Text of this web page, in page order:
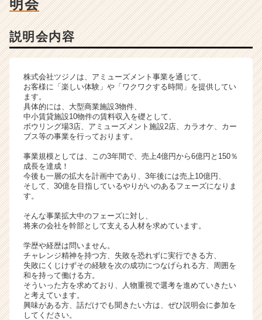
く
活
サ
ト
チ
ア
ャ
リ
ア
e
r
C
a
r
e
明会
説明会内容
株式会社ツジノは、アミューズメント事業を通じて、
お客様に「楽しい体験」や「ワクワクする時間」を提供してい
ます。
具体的には、大型商業施設3物件、
中小賃貸施設10物件の賃料収入を礎として、
ボウリング場3店、アミューズメント施設2店、カラオケ、カー
ブス等の事業を行っております。
事業規模としては、この3年間で、売上4億円から6億円と150％
成長を達成！
今後も一層の拡大を計画中であり、3年後には売上10億円、
そして、30億を目指しているやりがいのあるフェーズになりま
す。
そんな事業拡大中のフェーズに対し、
将来の会社を幹部として支える人材を求めています。
学歴や経歴は問いません。
チャレンジ精神を持つ方、失敗を恐れずに実行できる方、
失敗にくじけずその経験を次の成功につなげられる方、周囲を
和を持って働ける方。
そういった方を求めており、人物重視で選考を進めていきたい
と考えています。
興味がある方、話だけでも聞きたい方は、ぜひ説明会に参加を
してください。